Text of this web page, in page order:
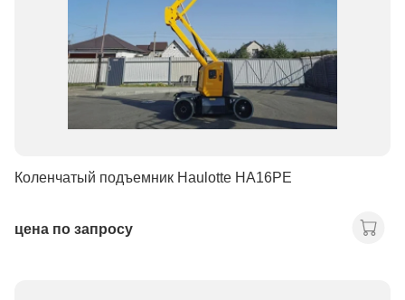
Коленчатый подъемник Haulotte HA16PE
цена по запросу